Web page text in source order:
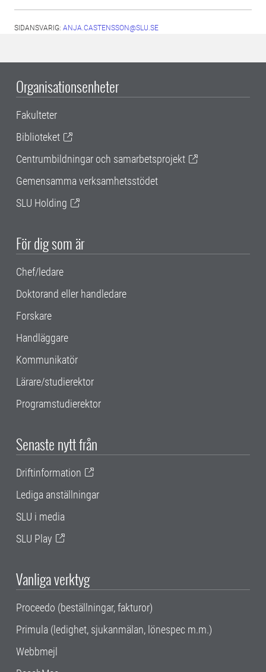
SIDANSVARIG: ANJA.CASTENSSON@SLU.SE
Organisationsenheter
Fakulteter
Biblioteket
Centrumbildningar och samarbetsprojekt
Gemensamma verksamhetsstödet
SLU Holding
För dig som är
Chef/ledare
Doktorand eller handledare
Forskare
Handläggare
Kommunikatör
Lärare/studierektor
Programstudierektor
Senaste nytt från
Driftinformation
Lediga anställningar
SLU i media
SLU Play
Vanliga verktyg
Proceedo (beställningar, fakturor)
Primula (ledighet, sjukanmälan, lönespec m.m.)
Webbmejl